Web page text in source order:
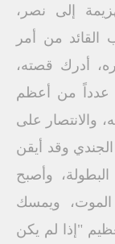
إلى نصر،
من أمر
أدرك قصته،
عدداً من أعظم
والانتصار على
وقد أيقن
وأصبح
الموت، ويمسك
"إذا لم يكن